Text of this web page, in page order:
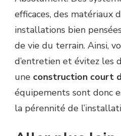
efficaces, des matériaux
installations bien
de vie du terrain. Ainsi,
d’entretien et évitez les
une construction court
équipements sont donc
la pérennité de